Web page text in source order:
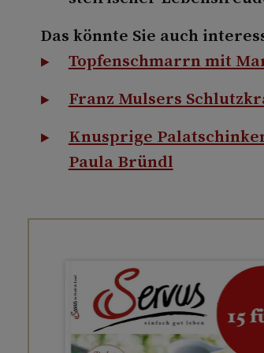
Das könnte Sie auch
Topfenschmarrn mit
Franz Mulsers
Knusprige
Paula Bründl